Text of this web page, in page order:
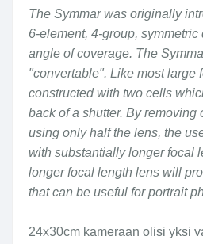
The Symmar was originally
6-element, 4-group, symmetric
angle of coverage. The
"convertable". Like most large
constructed with two cells
back of a shutter. By removing
using only half the lens, the
with substantially longer focal
longer focal length lens will
that can be useful for portrait
24x30cm kameraan olisi yksi